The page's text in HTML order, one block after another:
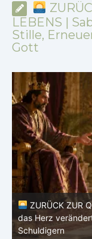
LEBENS |
Stille,
Gott
ZURÜCK ZUR
das Herz
Schuldigern